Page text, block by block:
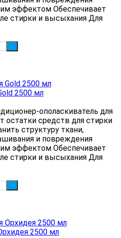
эффектом Обеспечивает
стирки и высыхания Для
2500 мл
ополаскиватель для
остатки средств для стирки
структуру ткани,
и повреждения
эффектом Обеспечивает
стирки и высыхания Для
2500 мл